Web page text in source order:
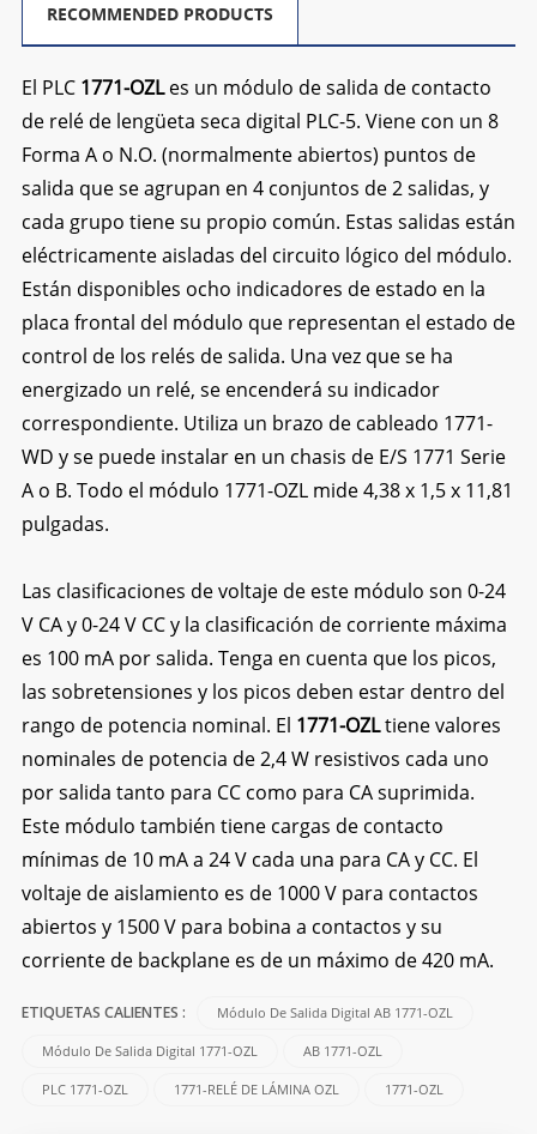
RECOMMENDED PRODUCTS
El PLC 1771-OZLes un módulo de salida de contacto
de relé de lengüeta seca digital PLC-5. Viene con un 8
Forma A o N.O. (normalmente abiertos) puntos de
salida que se agrupan en 4 conjuntos de 2 salidas, y
cada grupo tiene su propio común. Estas salidas están
eléctricamente aisladas del circuito lógico del módulo.
Están disponibles ocho indicadores de estado en la
placa frontal del módulo que representan el estado de
control de los relés de salida. Una vez que se ha
energizado un relé, se encenderá su indicador
correspondiente. Utiliza un brazo de cableado 1771-
WD y se puede instalar en un chasis de E/S 1771 Serie
A o B. Todo el módulo 1771-OZL mide 4,38 x 1,5 x 11,81
pulgadas.
Las clasificaciones de voltaje de este módulo son 0-24
V CA y 0-24 V CC y la clasificación de corriente máxima
es 100 mA por salida. Tenga en cuenta que los picos,
las sobretensiones y los picos deben estar dentro del
rango de potencia nominal. El 1771-OZLtiene valores
nominales de potencia de 2,4 W resistivos cada uno
por salida tanto para CC como para CA suprimida.
Este módulo también tiene cargas de contacto
mínimas de 10 mA a 24 V cada una para CA y CC. El
voltaje de aislamiento es de 1000 V para contactos
abiertos y 1500 V para bobina a contactos y su
corriente de backplane es de un máximo de 420 mA.
ETIQUETAS CALIENTES : Módulo De Salida Digital AB 1771-OZL
Módulo De Salida Digital 1771-OZL AB 1771-OZL
PLC 1771-OZL 1771-RELÉ DE LÁMINA OZL 1771-OZL